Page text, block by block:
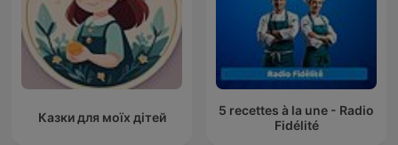
Казки для моїх дітей
5 recettes à la une - Radio
Fidélité